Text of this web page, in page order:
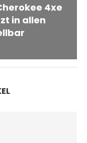
4xe
in allen